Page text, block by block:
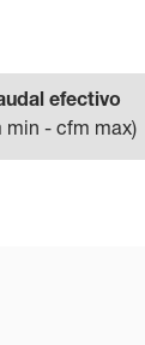
efectivo
min - cfm max)